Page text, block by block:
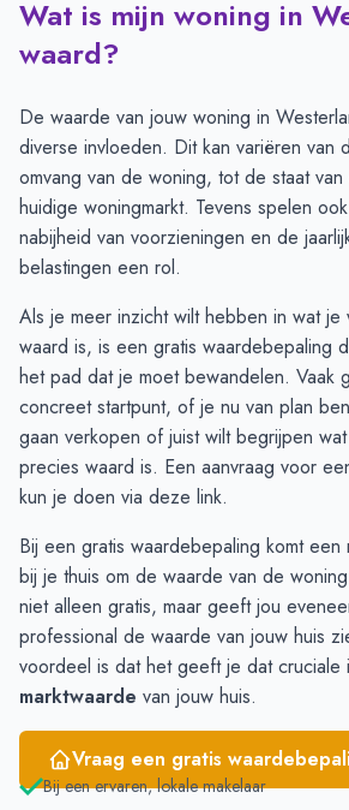
Prijsontwikkeling per maand -
Maand
Vraagprijs
Verkoopprijs
Juli
September € 414.250
€ 503.210
€ 522.500
€ 434.280
November
€ 662.500
December
€ 552.000
Januari
€ 229.000
€ 235.000
Maart
€ 405.000 € 235.000
April
€ 380.707
€ 280.000
Mei
€ 382.368
€ 280.000
Juni
€ 389.737 € 280.000
Wat is mijn woning in
waard?
De waarde van jouw woning in
diverse invloeden. Dit kan variëren van
omvang van de woning, tot de staat
huidige woningmarkt. Tevens spelen
nabijheid van voorzieningen en de
belastingen een rol.
Als je meer inzicht wilt hebben in wat je
waard is, is een gratis waardebepaling
het pad dat je moet bewandelen. Vaak
concreet startpunt, of je nu van plan
gaan verkopen of juist wilt begrijpen
precies waard is. Een aanvraag voor
kun je doen via deze link.
Bij een gratis waardebepaling komt een
bij je thuis om de waarde van de
niet alleen gratis, maar geeft jou
professional de waarde van jouw huis
voordeel is dat het geeft je dat cruciale
marktwaarde van jouw huis.
Vraag een gratis
Bij een ervaren, lokale makelaar